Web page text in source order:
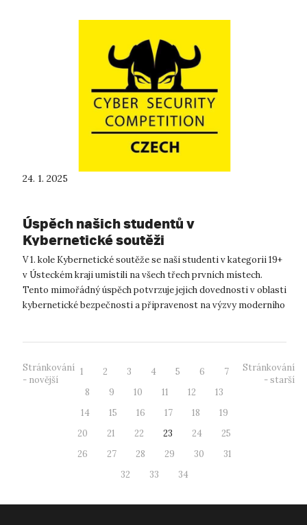
24. 1. 2025
Úspěch našich studentů v
Kybernetické soutěži
V 1. kole Kybernetické soutěže se naši studenti v kategorii 19+
v Ústeckém kraji umístili na všech třech prvních místech.
Tento mimořádný úspěch potvrzuje jejich dovednosti v oblasti
kybernetické bezpečnosti a připravenost na výzvy moderního
Stránkování
- novější
1 2 3 4 5 6
7
8
9 10 11 12
13
14
15 16 17 18
19
20
21 22 23 24
25
26
27 28 29 30
31
32
33 34
Stránkování
- starší